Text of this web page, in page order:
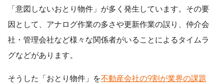
「意図しないおとり物件」が多く発生しています。その要
因として、アナログ作業の多さや更新作業の誤り、仲介会
社・管理会社など様々な関係者がいることによるタイムラ
グ­­­­などがあります。
そうした「おとり物件」を不動産会社の9割が業界の課題